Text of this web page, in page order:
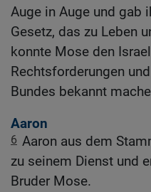
Auge in Auge und gab
Gesetz, das zu Leben
konnte Mose den
Rechtsforderungen
Bundes bekannt
Aaron
6 Aaron aus dem
zu seinem Dienst und
Bruder Mose.